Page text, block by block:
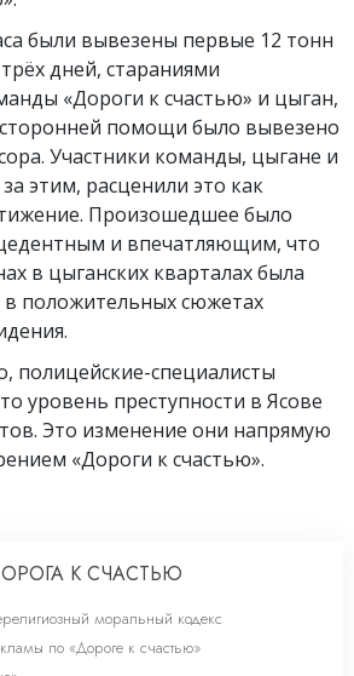
были вывезены первые 12 тонн
дней, стараниями
«Дороги к счастью» и цыган,
помощи было вывезено
Участники команды, цыгане и
этим, расценили это как
Произошедшее было
и впечатляющим, что
в цыганских кварталах была
положительных сюжетах
полицейские-специалисты
уровень преступности в Ясове
Это изменение они напрямую
«Дороги к счастью».
К СЧАСТЬЮ
моральный кодекс
по «Дороге к счастью»